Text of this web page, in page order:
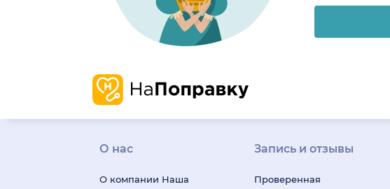
О нас
О компании Наша
Запись и отзывы
Проверенная